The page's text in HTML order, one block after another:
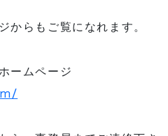
からもご覧になれます。
ームページ